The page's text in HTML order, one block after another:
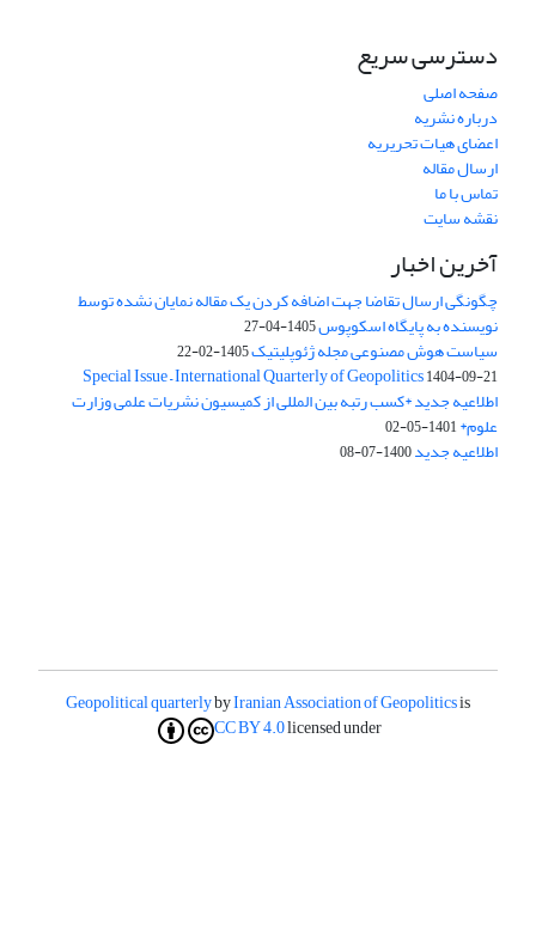
دسترسی سریع
صفحه اصلی
درباره نشریه
اعضای هیات تحریریه
ارسال مقاله
تماس با ما
نقشه سایت
آخرین اخبار
چگونگی ارسال تقاضا جهت اضافه کردن یک مقاله نمایان نشده توسط
نویسنده به پایگاه اسکوپوس1405-04-27
سیاست هوش مصنوعی مجله ژئوپلیتیک1405-02-22
Special Issue – International Quarterly of Geopolitics1404-09-21
اطلاعیه جدید *کسب رتبه بین المللی از کمیسیون نشریات علمی وزارت
علوم*1401-05-02
اطلاعیه جدید1400-07-08
Geopolitical quarterlybyIranian Association of Geopoliticsis
licensed under
CC BY 4.0